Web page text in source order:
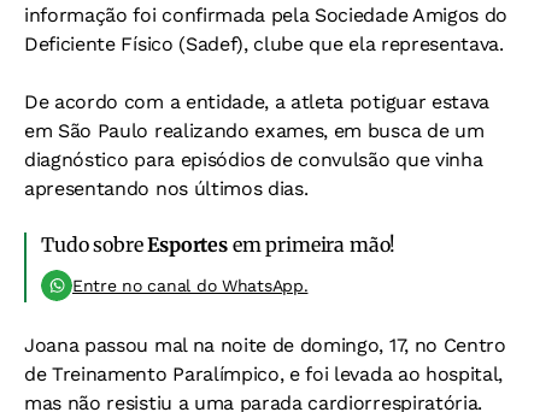
informação foi confirmada pela Sociedade Amigos do
Deficiente Físico (Sadef), clube que ela representava.
De acordo com a entidade, a atleta potiguar estava
em São Paulo realizando exames, em busca de um
diagnóstico para episódios de convulsão que vinha
apresentando nos últimos dias.
Tudo sobreEsportesem primeira mão!
Entre no canal do WhatsApp.
Joana passou mal na noite de domingo, 17, no Centro
de Treinamento Paralímpico, e foi levada ao hospital,
mas não resistiu a uma parada cardiorrespiratória.